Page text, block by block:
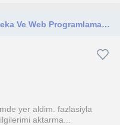
Temel Bilgisayar Dersleri, Yapay Zeka Ve Web Programlama Eğitimleri, Programlama Temelleri dersleri verebilirim
yer aldim. fazlasiyla
aktarma...